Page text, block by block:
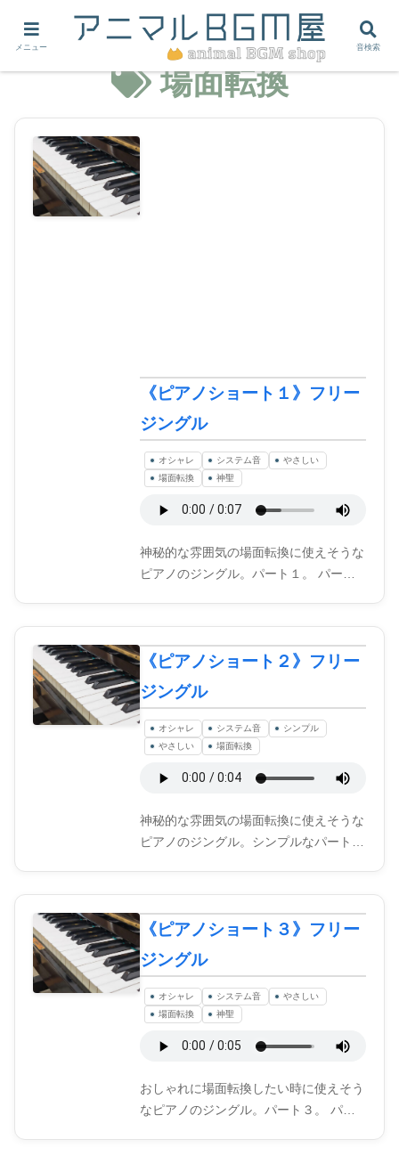
場面転換
《ピアノショート１》フリー
ジングル
オシャレ システム音
やさしい
場面転換
神聖
神秘的な雰囲気の場面転換に使えそうな
ピアノのジングル。パート１。 パー…
《ピアノショート２》フリー
ジングル
オシャレ システム音
シンプル
やさしい
場面転換
神秘的な雰囲気の場面転換に使えそうな
ピアノのジングル。シンプルなパート…
《ピアノショート３》フリー
ジングル
オシャレ システム音
やさしい
場面転換
神聖
おしゃれに場面転換したい時に使えそう
なピアノのジングル。パート３。 パ…
メニュー 音検索